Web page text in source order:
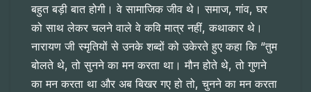
बहुत बड़ी बात होगी। वे सामाजिक जीव थे। समाज, गांव, घर
को साथ लेकर चलने वाले वे कवि मात्र नहीं, कथाकार थे।
नारायण जी स्मृतियों से उनके शब्दों को उकेरते हुए कहा कि “तुम
बोलते थे, तो सुनने का मन करता था। मौन होते थे, तो गुणने
का मन करता था और अब बिखर गए हो तो, चुनने का मन करता